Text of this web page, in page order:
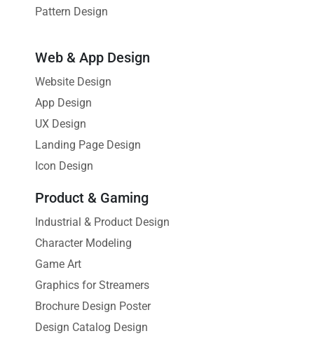
Pattern Design
Web & App Design
Website Design
App Design
UX Design
Landing Page Design
Icon Design
Product & Gaming
Industrial & Product Design
Character Modeling
Game Art
Graphics for Streamers
Brochure Design Poster
Design Catalog Design